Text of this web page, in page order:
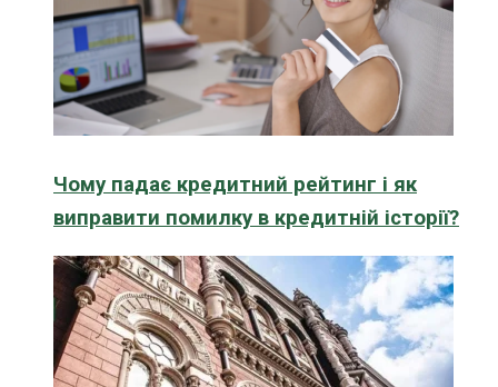
Чому падає кредитний рейтинг і як
виправити помилку в кредитній історії?